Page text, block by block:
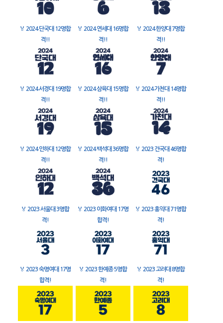
🏅 2024 단국대 12명합
격!!
🏅 2024 연세대 16명합
격!!
🏅 2024 한양대 7명합
격!!
🏅 2024 서경대 19명합
격!!
🏅 2024 삼육대 15명합
격!!
🏅 2024 가천대 14명합
격!!
🏅 2024 인하대 12명합
격!!
🏅 2024 백석대 36명합
격!!
🏅 2023 건국대 46명합
격!
🏅 2023 서울대 3명합
격!
🏅 2023 이화여대 17명
합격!
🏅 2023 홍익대 71명합
격!
🏅 2023 숙명여대 17명
합격!
🏅 2023 한예종 5명합
격!
🏅 2023 고려대 8명합
격!